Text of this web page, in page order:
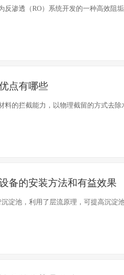
反渗透（RO）系统开发的一种高效阻
点有哪些
料的拦截能力，以物理截留的方式去
备的安装方法和有益效果
淀池，利用了层流原理，可提高沉淀